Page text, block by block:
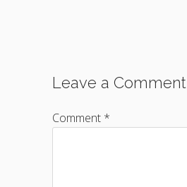
Leave a Comment
Comment *